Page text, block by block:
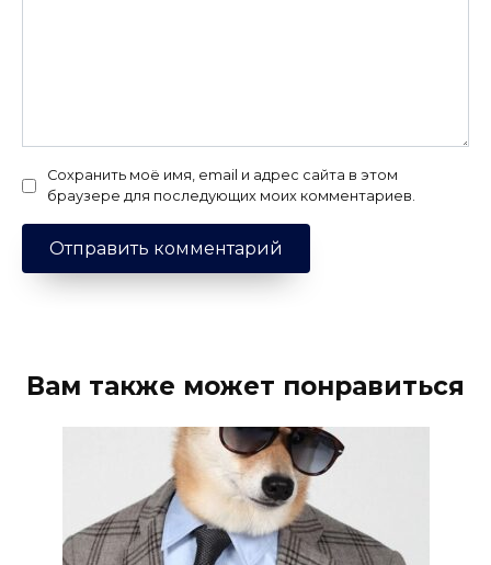
Сохранить моё имя, email и адрес сайта в этом
браузере для последующих моих комментариев.
Вам также может понравиться